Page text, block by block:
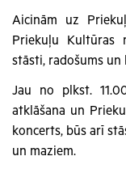
Aicinām uz
Priekuļu Kultūras
stāsti, radošums un
Jau no plkst.
atklāšana un
koncerts, būs arī
un maziem.